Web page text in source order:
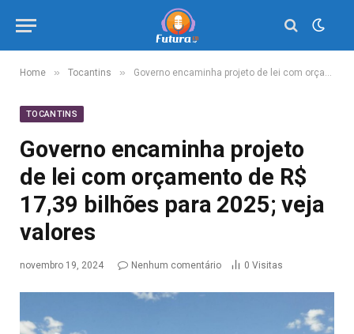
Home » Tocantins » Governo encaminha projeto de lei com orçamento de R$ 17,39 bilhões para 2025; veja valores
TOCANTINS
Governo encaminha projeto
de lei com orçamento de R$
17,39 bilhões para 2025; veja
valores
novembro 19, 2024 Nenhum comentário 0 Visitas